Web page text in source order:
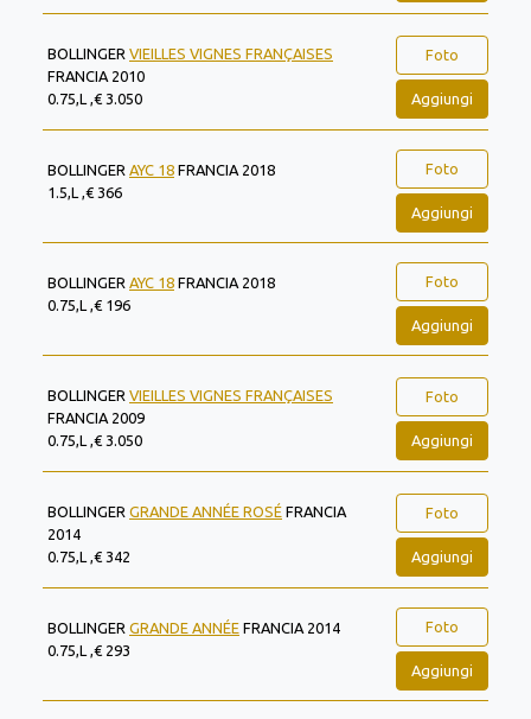
BOLLINGER VIEILLES VIGNES FRANÇAISES
FRANCIA 2010
0.75,L ,€ 3.050
Foto
Aggiungi
BOLLINGER AYC 18 FRANCIA 2018
1.5,L ,€ 366
Foto
Aggiungi
BOLLINGER AYC 18 FRANCIA 2018
0.75,L ,€ 196
Foto
Aggiungi
BOLLINGER VIEILLES VIGNES FRANÇAISES
FRANCIA 2009
0.75,L ,€ 3.050
Foto
Aggiungi
BOLLINGER GRANDE ANNÉE ROSÉ FRANCIA
2014
0.75,L ,€ 342
Foto
Aggiungi
BOLLINGER GRANDE ANNÉE FRANCIA 2014
0.75,L ,€ 293
Foto
Aggiungi